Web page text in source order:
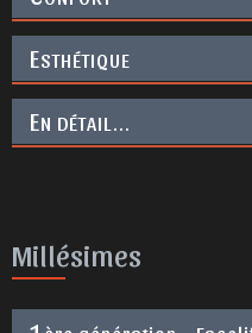
ESTHÉTIQUE
EN DÉTAIL...
Millésimes